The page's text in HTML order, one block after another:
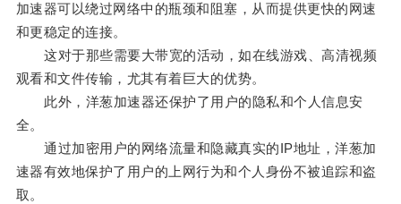
加速器可以绕过网络中的瓶颈和阻塞，从而提供更快的网速
和更稳定的连接。
这对于那些需要大带宽的活动，如在线游戏、高清视频
观看和文件传输，尤其有着巨大的优势。
此外，洋葱加速器还保护了用户的隐私和个人信息安
全。
通过加密用户的网络流量和隐藏真实的IP地址，洋葱加
速器有效地保护了用户的上网行为和个人身份不被追踪和盗
取。